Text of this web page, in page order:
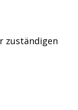
zuständigen